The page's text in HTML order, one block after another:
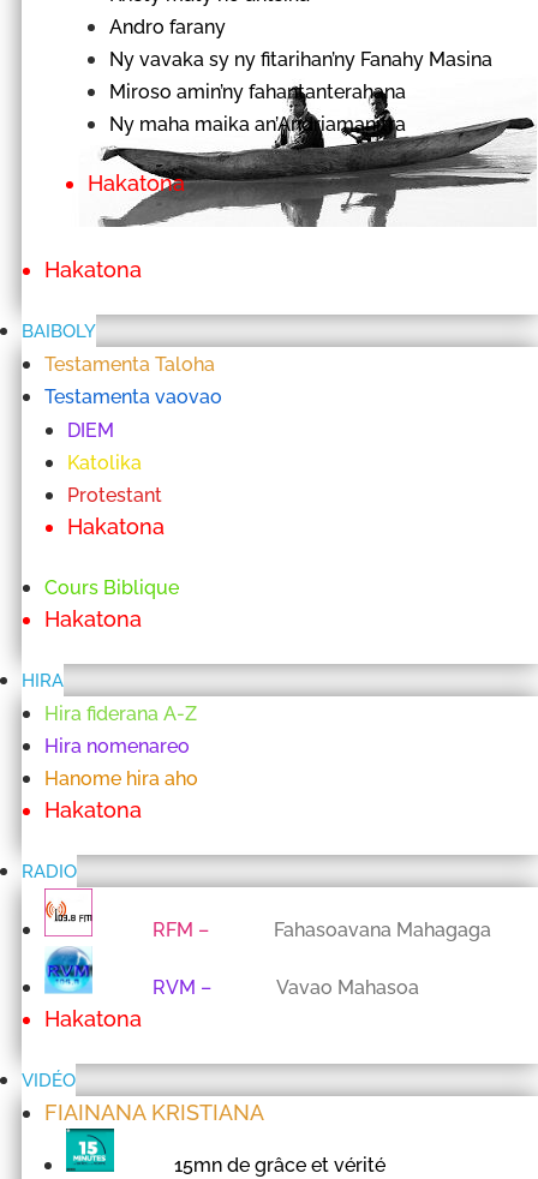
Andro farany
Ny vavaka sy ny fitarihan’ny Fanahy Masina
Miroso amin’ny fahantanterahana
Ny maha maika an’Andriamanitra
Hakatona
Hakatona
BAIBOLY
Testamenta Taloha
Testamenta vaovao
DIEM
Katolika
Protestant
Hakatona
Cours Biblique
Hakatona
HIRA
Hira fiderana A-Z
Hira nomenareo
Hanome hira aho
Hakatona
RADIO
RFM – Fahasoavana Mahagaga
RVM – Vavao Mahasoa
Hakatona
VIDÉO
FIAINANA KRISTIANA
15mn de grâce et vérité